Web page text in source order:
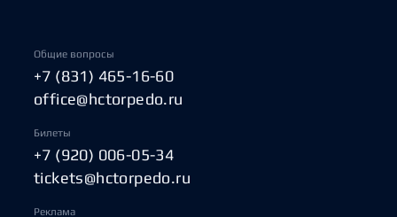
Общие вопросы
+7 (831) 465-16-60
office@hctorpedo.ru
Билеты
+7 (920) 006-05-34
tickets@hctorpedo.ru
Реклама